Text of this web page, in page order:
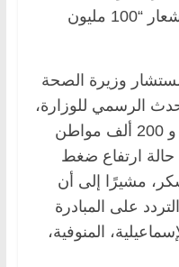
المبكر للاعتلال الكلوي “تحت شعار “100 مليون
وزيرة الصحة
الرسمي للوزارة،
أنه تم تقديم العلاج لـ 2 مليون و 200 ألف مواطن
من ضمنهم 660 ألف حالة ارتفاع ضغط
و 600 حالة سكر، مشيرًا إلى أن
على المبادرة
المنوفية،